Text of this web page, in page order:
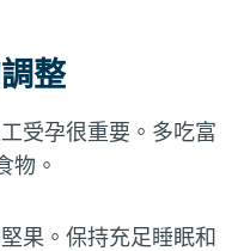
整
受孕很重要。多吃富
物。
果。保持充足睡眠和